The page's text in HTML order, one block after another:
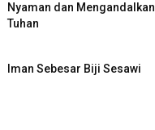
Nyaman dan Mengandalkan
Tuhan
Iman Sebesar Biji Sesawi